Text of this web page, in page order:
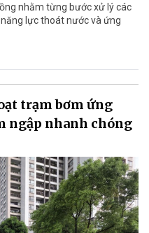
nhằm từng bước xử lý các
lực thoát nước và ứng
trạm bơm ứng
ngập nhanh chóng